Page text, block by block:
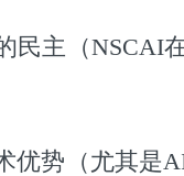
民主（NSCAI
优势（尤其是